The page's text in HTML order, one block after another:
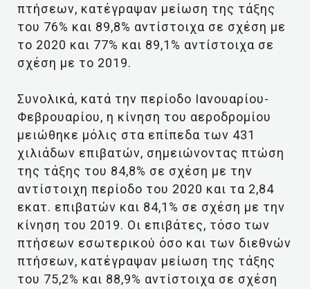
πτήσεων, κατέγραψαν μείωση της τάξης
του 76% και 89,8% αντίστοιχα σε σχέση με
το 2020 και 77% και 89,1% αντίστοιχα σε
σχέση με το 2019.
Συνολικά, κατά την περίοδο Ιανουαρίου-
Φεβρουαρίου, η κίνηση του αεροδρομίου
μειώθηκε μόλις στα επίπεδα των 431
χιλιάδων επιβατών, σημειώνοντας πτώση
της τάξης του 84,8% σε σχέση με την
αντίστοιχη περίοδο του 2020 και τα 2,84
εκατ. επιβατών και 84,1% σε σχέση με την
κίνηση του 2019. Οι επιβάτες, τόσο των
πτήσεων εσωτερικού όσο και των διεθνών
πτήσεων, κατέγραψαν μείωση της τάξης
του 75,2% και 88,9% αντίστοιχα σε σχέση